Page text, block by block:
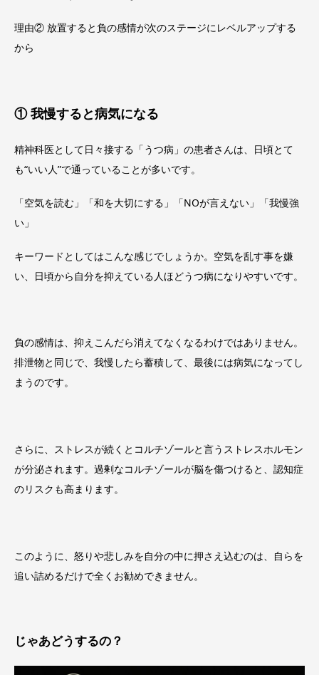
理由② 放置すると負の感情が次のステージにレベルアップする
から
① 我慢すると病気になる
精神科医として日々接する「うつ病」の患者さんは、日頃とて
も“いい人”で通っていることが多いです。
「空気を読む」「和を大切にする」「NOが言えない」「我慢強
い」
キーワードとしてはこんな感じでしょうか。空気を乱す事を嫌
い、日頃から自分を抑えている人ほどうつ病になりやすいです。
負の感情は、抑えこんだら消えてなくなるわけではありません。
排泄物と同じで、我慢したら蓄積して、最後には病気になってし
まうのです。
さらに、ストレスが続くとコルチゾールと言うストレスホルモン
が分泌されます。過剰なコルチゾールが脳を傷つけると、認知症
のリスクも高まります。
このように、怒りや悲しみを自分の中に押さえ込むのは、自らを
追い詰めるだけで全くお勧めできません。
じゃあどうするの？